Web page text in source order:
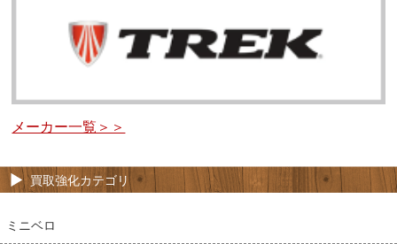
メーカー一覧＞＞
買取強化カテゴリ
ミニベロ